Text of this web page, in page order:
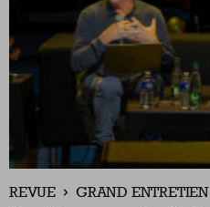
REVUE GRAND ENTRETIEN